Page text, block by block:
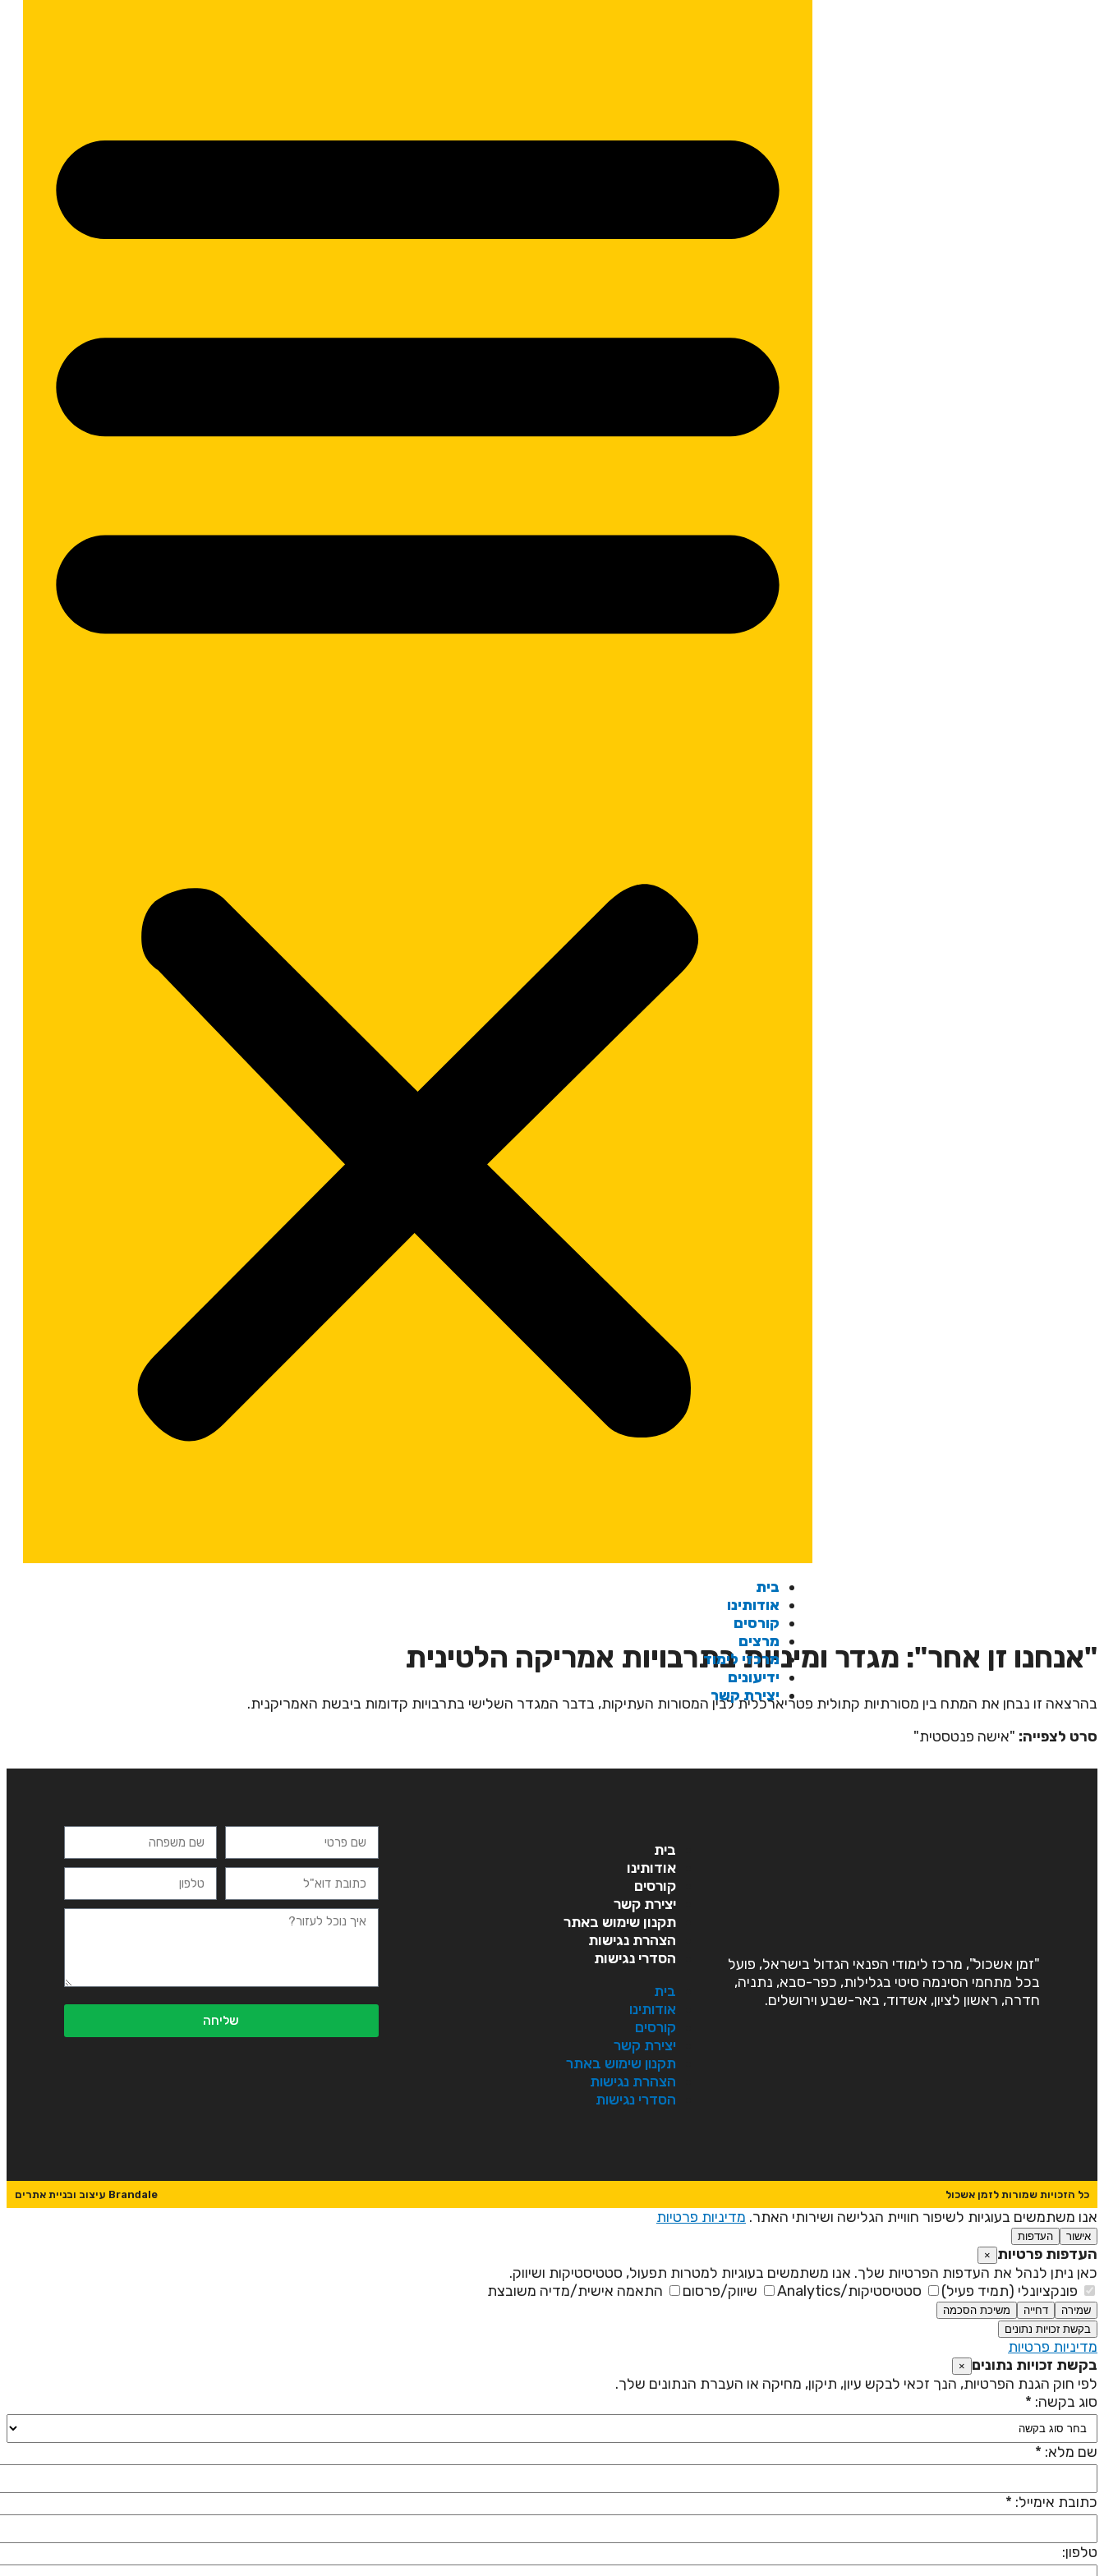
בית
אודותינו
קורסים
מרצים
מרכזי לימוד
ידיעונים
יצירת קשר
"אנחנו זן אחר": מגדר ומיניות בתרבויות אמריקה הלטינית
בהרצאה זו נבחן את המתח בין מסורתיות קתולית פטריארכלית לבין המסורות העתיקות, בדבר המגדר השלישי בתרבויות קדומות ביבשת האמריקנית.
סרט לצפייה: "אישה פנטסטית"
"זמן אשכול", מרכז לימודי הפנאי הגדול בישראל, פועל
בכל מתחמי הסינמה סיטי בגלילות, כפר-סבא, נתניה,
חדרה, ראשון לציון, אשדוד, באר-שבע וירושלים.
בית
אודותינו
קורסים
יצירת קשר
תקנון שימוש באתר
הצהרת נגישות
הסדרי נגישות
בית
אודותינו
קורסים
יצירת קשר
תקנון שימוש באתר
הצהרת נגישות
הסדרי נגישות
שליחה
כל הזכויות שמורות לזמן אשכול Brandale עיצוב ובניית אתרים
אנו משתמשים בעוגיות לשיפור חוויית הגלישה ושירותי האתר. מדיניות פרטיות
אישור העדפות
העדפות פרטיות ×
כאן ניתן לנהל את העדפות הפרטיות שלך. אנו משתמשים בעוגיות למטרות תפעול, סטטיסטיקות ושיווק.
פונקציונלי (תמיד פעיל)
סטטיסטיקות/Analytics שיווק/פרסום התאמה אישית/מדיה משובצת
שמירה דחייה
משיכת הסכמה
בקשת זכויות נתונים
מדיניות פרטיות
בקשת זכויות נתונים
×
לפי חוק הגנת הפרטיות, הנך זכאי לבקש עיון, תיקון, מחיקה או העברת הנתונים שלך.
סוג בקשה: *
שם מלא: *
כתובת אימייל: *
טלפון: